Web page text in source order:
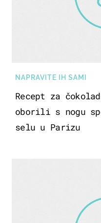
NAPRAVITE IH SAMI
Recept za
oborili s nogu
selu u Parizu